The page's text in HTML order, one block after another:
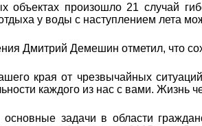
объектах произошло 21 случай
у воды с наступлением лета
Дмитрий Демешин отметил, что
края от чрезвычайных
каждого из нас с вами. Жизнь
основные задачи в области